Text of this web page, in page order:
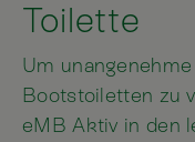
Toilette
Um
Bootstoiletten zu
eMB Aktiv in den